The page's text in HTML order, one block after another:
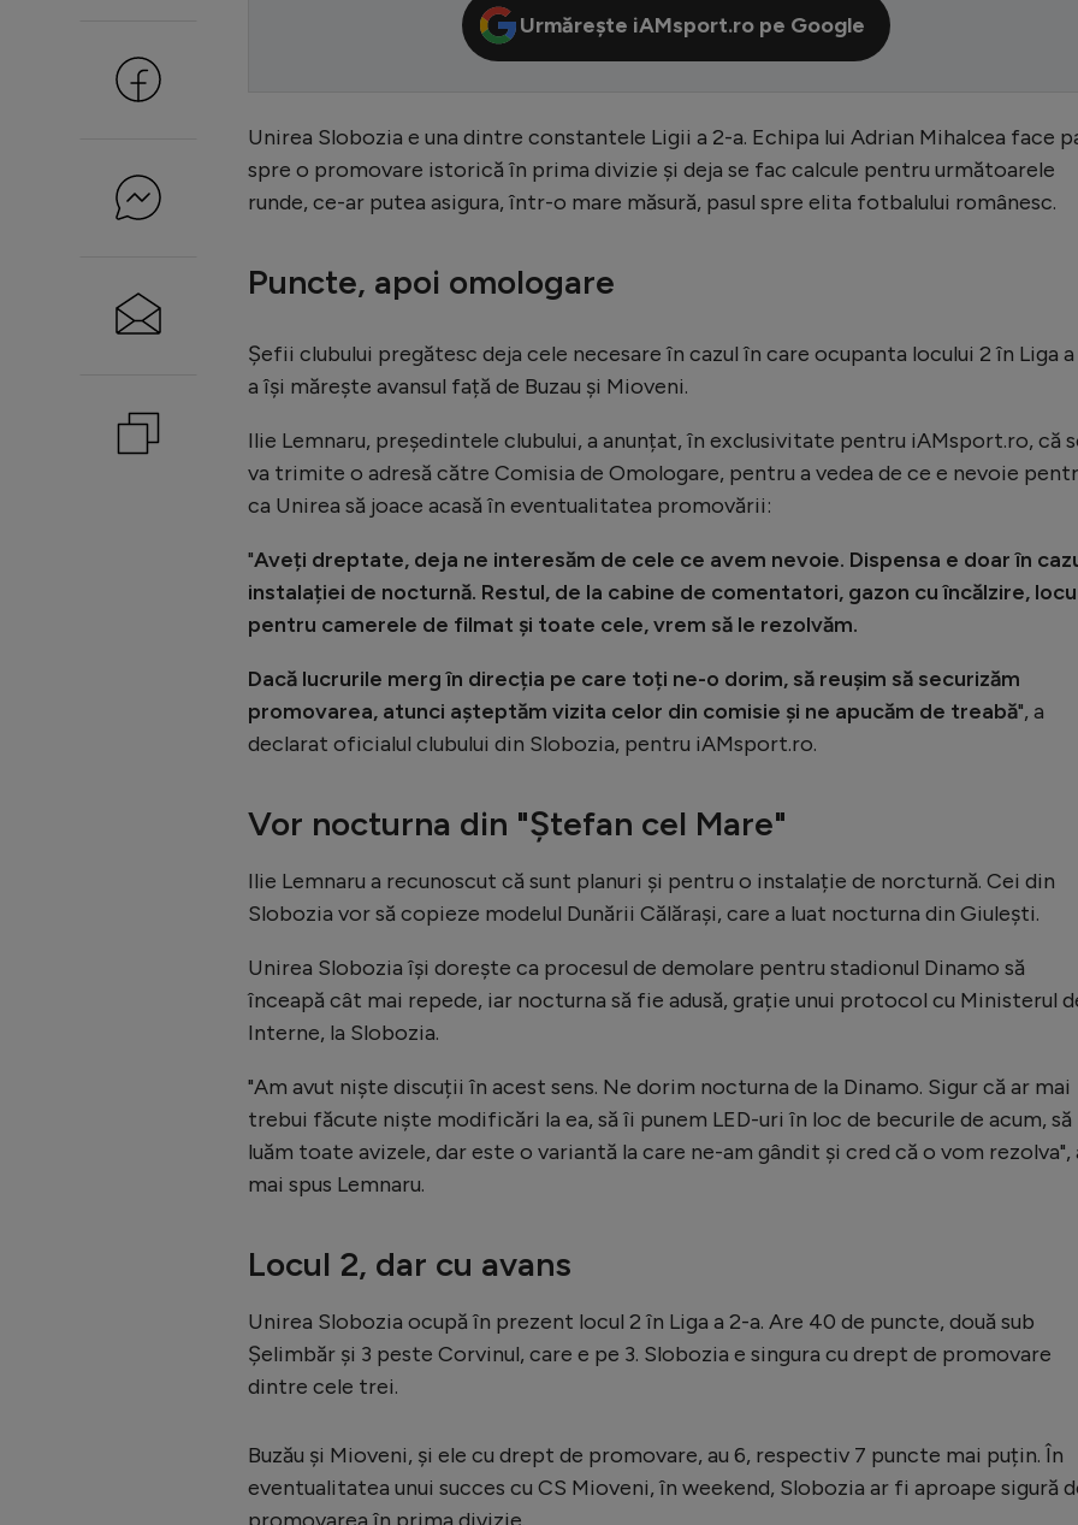
Urmărește iAMsport.ro pe Google
Unirea Slobozia e una dintre constantele Ligii a 2-a. Echipa lui Adrian Mihalcea face
spre o promovare istorică în prima divizie și deja se fac calcule pentru următoarele
runde, ce-ar putea asigura, într-o mare măsură, pasul spre elita fotbalului românesc.
Puncte, apoi omologare
Șefii clubului pregătesc deja cele necesare în cazul în care ocupanta locului 2 în Liga
a își mărește avansul față de Buzau și Mioveni.
Ilie Lemnaru, președintele clubului, a anunțat, în exclusivitate pentru iAMsport.ro, că
va trimite o adresă către Comisia de Omologare, pentru a vedea de ce e nevoie
ca Unirea să joace acasă în eventualitatea promovării:
"Aveți dreptate, deja ne interesăm de cele ce avem nevoie. Dispensa e doar în
instalației de nocturnă. Restul, de la cabine de comentatori, gazon cu încălzire,
pentru camerele de filmat și toate cele, vrem să le rezolvăm.
Dacă lucrurile merg în direcția pe care toți ne-o dorim, să reușim să securizăm
promovarea, atunci așteptăm vizita celor din comisie și ne apucăm de treabă", a
declarat oficialul clubului din Slobozia, pentru iAMsport.ro.
Vor nocturna din "Ștefan cel Mare"
Ilie Lemnaru a recunoscut că sunt planuri și pentru o instalație de norcturnă. Cei din
Slobozia vor să copieze modelul Dunării Călărași, care a luat nocturna din Giulești.
Unirea Slobozia își dorește ca procesul de demolare pentru stadionul Dinamo să
înceapă cât mai repede, iar nocturna să fie adusă, grație unui protocol cu Ministerul
Interne, la Slobozia.
"Am avut niște discuții în acest sens. Ne dorim nocturna de la Dinamo. Sigur că ar mai
trebui făcute niște modificări la ea, să îi punem LED-uri în loc de becurile de acum, să
luăm toate avizele, dar este o variantă la care ne-am gândit și cred că o vom rezolva",
mai spus Lemnaru.
Locul 2, dar cu avans
Unirea Slobozia ocupă în prezent locul 2 în Liga a 2-a. Are 40 de puncte, două sub
Șelimbăr și 3 peste Corvinul, care e pe 3. Slobozia e singura cu drept de promovare
dintre cele trei.
Buzău și Mioveni, și ele cu drept de promovare, au 6, respectiv 7 puncte mai puțin. În
eventualitatea unui succes cu CS Mioveni, în weekend, Slobozia ar fi aproape sigură